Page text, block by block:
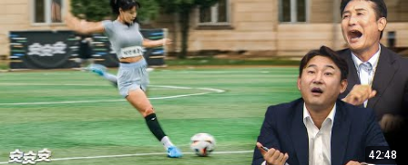
42:48